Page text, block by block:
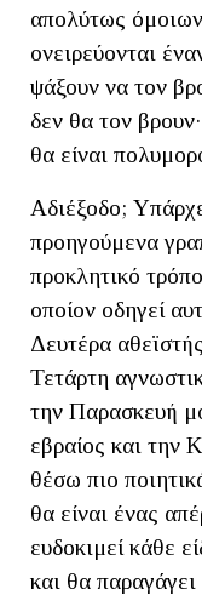
απολύτως
ονειρεύονται
ψάξουν να τον
δεν θα τον
θα είναι
Αδιέξοδο;
προηγούμενα
προκλητικό
οποίον οδηγεί
Δευτέρα
Τετάρτη
την Παρασκευή
εβραίος και την
θέσω πιο
θα είναι ένας
ευδοκιμεί κάθε
και θα